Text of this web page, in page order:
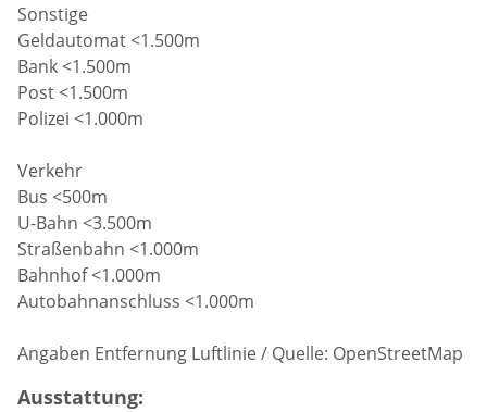
Sonstige
Geldautomat <1.500m
Bank <1.500m
Post <1.500m
Polizei <1.000m
Verkehr
Bus <500m
U-Bahn <3.500m
Straßenbahn <1.000m
Bahnhof <1.000m
Autobahnanschluss <1.000m
Angaben Entfernung Luftlinie / Quelle: OpenStreetMap
Ausstattung: